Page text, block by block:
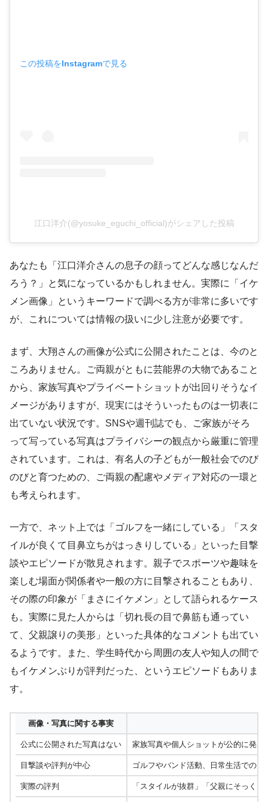
この投稿をInstagramで見る
江口洋介(@yosuke_eguchi_official)がシェアした投稿
あなたも「江口洋介さんの息子の顔ってどんな感じなんだ
ろう？」と気になっているかもしれません。実際に「イケ
メン画像」というキーワードで調べる方が非常に多いです
が、これについては情報の扱いに少し注意が必要です。
まず、大翔さんの画像が公式に公開されたことは、今のと
ころありません。ご両親がともに芸能界の大物であること
から、家族写真やプライベートショットが出回りそうなイ
メージがありますが、現実にはそういったものは一切表に
出ていない状況です。SNSや週刊誌でも、ご家族がそろ
って写っている写真はプライバシーの観点から厳重に管理
されています。これは、有名人の子どもが一般社会でのび
のびと育つための、ご両親の配慮やメディア対応の一環と
も考えられます。
一方で、ネット上では「ゴルフを一緒にしている」「スタ
イルが良くて目鼻立ちがはっきりしている」といった目撃
談やエピソードが散見されます。親子でスポーツや趣味を
楽しむ場面が関係者や一般の方に目撃されることもあり、
その際の印象が「まさにイケメン」として語られるケース
も。実際に見た人からは「切れ長の目で鼻筋も通ってい
て、父親譲りの美形」といった具体的なコメントも出てい
るようです。また、学生時代から周囲の友人や知人の間で
もイケメンぶりが評判だった、というエピソードもありま
す。
画像・写真に関する事実
公式に公開された写真はない 家族写真や個人ショットが公的に発
目撃談や評判が中心 ゴルフやバンド活動、日常生活での
実際の評判 「スタイルが抜群」「父親にそっく